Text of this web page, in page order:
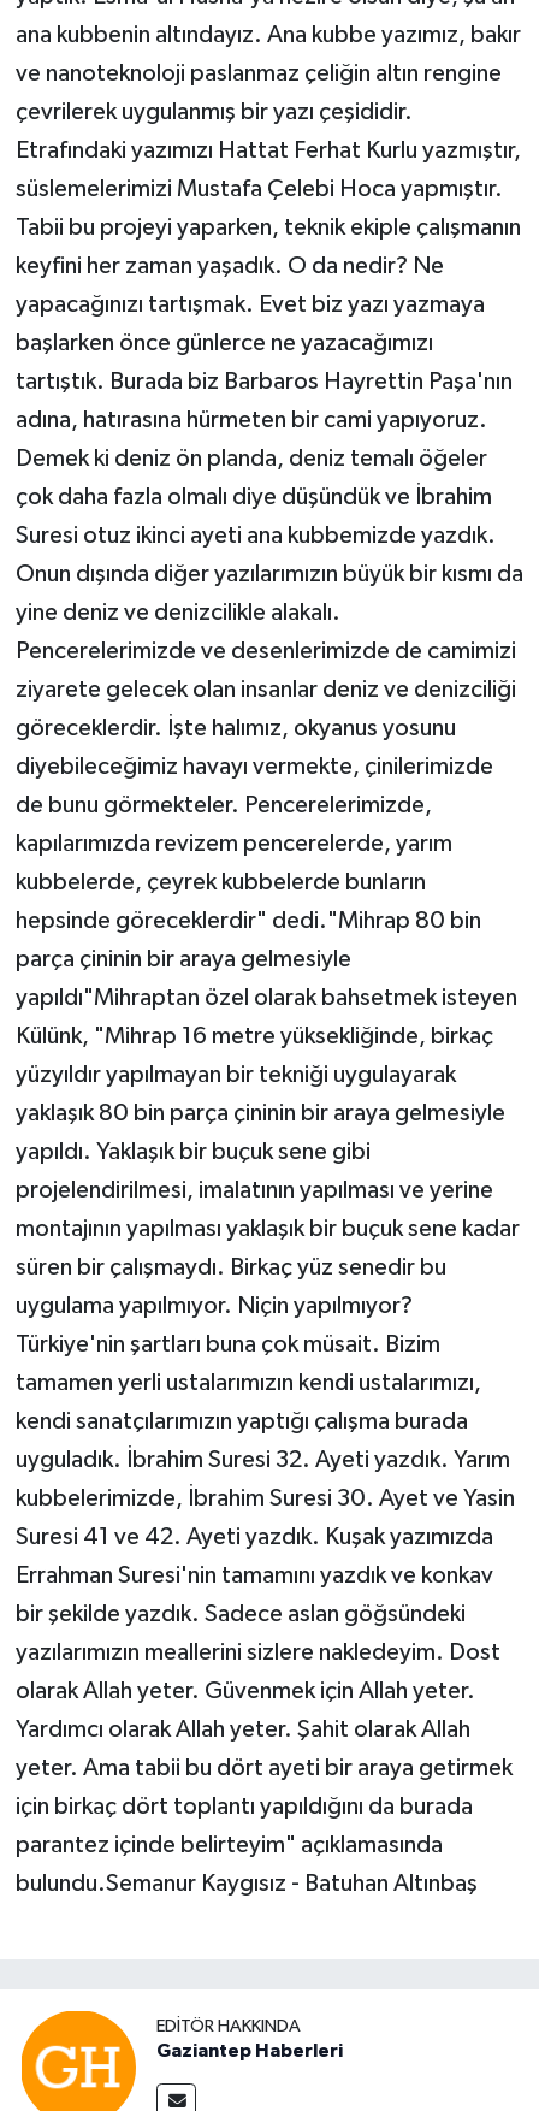
ana kubbenin altındayız. Ana kubbe yazımız, bakır
ve nanoteknoloji paslanmaz çeliğin altın rengine
çevrilerek uygulanmış bir yazı çeşididir.
Etrafındaki yazımızı Hattat Ferhat Kurlu yazmıştır,
süslemelerimizi Mustafa Çelebi Hoca yapmıştır.
Tabii bu projeyi yaparken, teknik ekiple çalışmanın
keyfini her zaman yaşadık. O da nedir? Ne
yapacağınızı tartışmak. Evet biz yazı yazmaya
başlarken önce günlerce ne yazacağımızı
tartıştık. Burada biz Barbaros Hayrettin Paşa'nın
adına, hatırasına hürmeten bir cami yapıyoruz.
Demek ki deniz ön planda, deniz temalı öğeler
çok daha fazla olmalı diye düşündük ve İbrahim
Suresi otuz ikinci ayeti ana kubbemizde yazdık.
Onun dışında diğer yazılarımızın büyük bir kısmı da
yine deniz ve denizcilikle alakalı.
Pencerelerimizde ve desenlerimizde de camimizi
ziyarete gelecek olan insanlar deniz ve denizciliği
göreceklerdir. İşte halımız, okyanus yosunu
diyebileceğimiz havayı vermekte, çinilerimizde
de bunu görmekteler. Pencerelerimizde,
kapılarımızda revizem pencerelerde, yarım
kubbelerde, çeyrek kubbelerde bunların
hepsinde göreceklerdir" dedi."Mihrap 80 bin
parça çininin bir araya gelmesiyle
yapıldı"Mihraptan özel olarak bahsetmek isteyen
Külünk, "Mihrap 16 metre yüksekliğinde, birkaç
yüzyıldır yapılmayan bir tekniği uygulayarak
yaklaşık 80 bin parça çininin bir araya gelmesiyle
yapıldı. Yaklaşık bir buçuk sene gibi
projelendirilmesi, imalatının yapılması ve yerine
montajının yapılması yaklaşık bir buçuk sene kadar
süren bir çalışmaydı. Birkaç yüz senedir bu
uygulama yapılmıyor. Niçin yapılmıyor?
Türkiye'nin şartları buna çok müsait. Bizim
tamamen yerli ustalarımızın kendi ustalarımızı,
kendi sanatçılarımızın yaptığı çalışma burada
uyguladık. İbrahim Suresi 32. Ayeti yazdık. Yarım
kubbelerimizde, İbrahim Suresi 30. Ayet ve Yasin
Suresi 41 ve 42. Ayeti yazdık. Kuşak yazımızda
Errahman Suresi'nin tamamını yazdık ve konkav
bir şekilde yazdık. Sadece aslan göğsündeki
yazılarımızın meallerini sizlere nakledeyim. Dost
olarak Allah yeter. Güvenmek için Allah yeter.
Yardımcı olarak Allah yeter. Şahit olarak Allah
yeter. Ama tabii bu dört ayeti bir araya getirmek
için birkaç dört toplantı yapıldığını da burada
parantez içinde belirteyim" açıklamasında
bulundu.Semanur Kaygısız - Batuhan Altınbaş
EDITÖR HAKKINDA
Gaziantep Haberleri